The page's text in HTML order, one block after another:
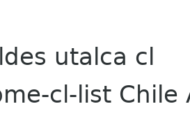
utalca cl
cl-list